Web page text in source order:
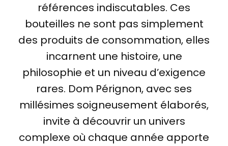
références indiscutables. Ces
bouteilles ne sont pas simplement
des produits de consommation, elles
incarnent une histoire, une
philosophie et un niveau d’exigence
rares. Dom Pérignon, avec ses
millésimes soigneusement élaborés,
invite à découvrir un univers
complexe où chaque année apporte